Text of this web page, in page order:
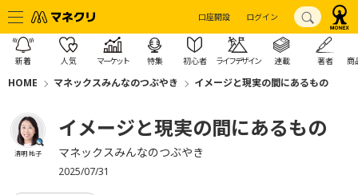
口座開設 ログイン
新着 人気 マーケット 特集 初心者 ライフデザイン 連載 著者 商
HOME マネックスみんなのつぶやき イメージと現実の間にあるもの
清明 祐子
イメージと現実の間にあるもの
マネックスみんなのつぶやき
2025/07/31